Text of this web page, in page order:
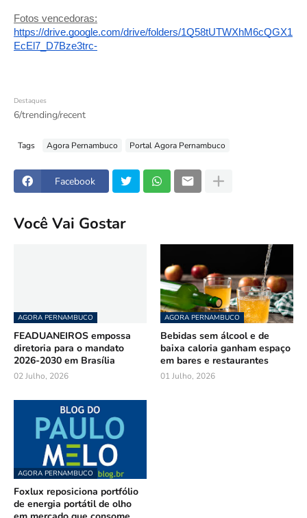
Fotos vencedoras:
https://drive.google.com/drive/folders/1Q58tUTWXhM6cQGX1
EcEl7_D7Bze3trc-
Destaques
6/trending/recent
Tags Agora Pernambuco Portal Agora Pernambuco
Facebook
Você Vai Gostar
AGORA PERNAMBUCO
FEADUANEIROS empossa
diretoria para o mandato
2026-2030 em Brasília
02 Julho, 2026
AGORA PERNAMBUCO
Bebidas sem álcool e de
baixa caloria ganham espaço
em bares e restaurantes
01 Julho, 2026
AGORA PERNAMBUCO
Foxlux reposiciona portfólio
de energia portátil de olho